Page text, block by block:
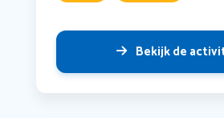
Bekijk de